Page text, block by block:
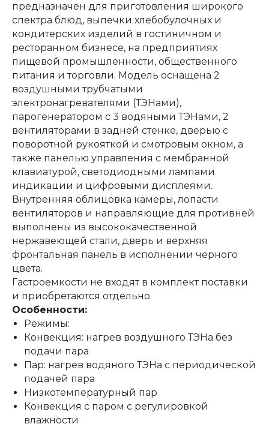
предназначен для приготовления широкого
спектра блюд, выпечки хлебобулочных и
кондитерских изделий в гостиничном и
ресторанном бизнесе, на предприятиях
пищевой промышленности, общественного
питания и торговли. Модель оснащена 2
воздушными трубчатыми
электронагревателями (ТЭНами),
парогенератором с 3 водяными ТЭНами, 2
вентиляторами в задней стенке, дверью с
поворотной рукояткой и смотровым окном, а
также панелью управления с мембранной
клавиатурой, светодиодными лампами
индикации и цифровыми дисплеями.
Внутренняя облицовка камеры, лопасти
вентиляторов и направляющие для противней
выполнены из высококачественной
нержавеющей стали, дверь и верхняя
фронтальная панель в исполнении черного
цвета.
Гастроемкости не входят в комплект поставки
и приобретаются отдельно.
Особенности:
Режимы:
Конвекция: нагрев воздушного ТЭНа без
подачи пара
Пар: нагрев водяного ТЭНа с периодической
подачей пара
Низкотемпературный пар
Конвекция с паром с регулировкой
влажности